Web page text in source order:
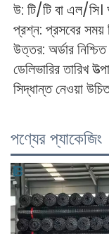
উ: টি/টি বা এল/সি।
প্রশ্ন: প্রসবের সময়
উত্তর: অর্ডার
ডেলিভারির তারিখ
সিদ্ধান্ত নেওয়া
পণ্যের প্যাকেজিং